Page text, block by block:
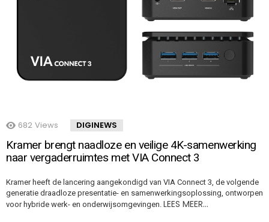
682 Views DIGINEWS
Kramer brengt naadloze en veilige 4K-samenwerking
naar vergaderruimtes met VIA Connect 3
Kramer heeft de lancering aangekondigd van VIA Connect 3, de volgende
generatie draadloze presentatie- en samenwerkingsoplossing, ontworpen
voor hybride werk- en onderwijsomgevingen. LEES MEER…